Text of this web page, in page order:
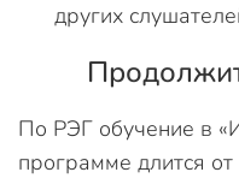
других
По РЭГ обучение в
программе длится